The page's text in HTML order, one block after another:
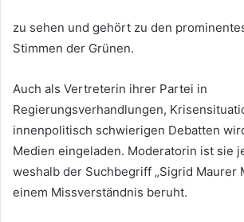
zu sehen und gehört zu den
Stimmen der Grünen.
Auch als Vertreterin ihrer Partei in
Regierungsverhandlungen,
innenpolitisch schwierigen Debatten
Medien eingeladen. Moderatorin ist sie
weshalb der Suchbegriff „Sigrid Maurer
einem Missverständnis beruht.